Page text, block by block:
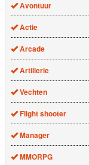
Avontuur
Actie
Arcade
Artillerie
Vechten
Flight shooter
Manager
MMORPG